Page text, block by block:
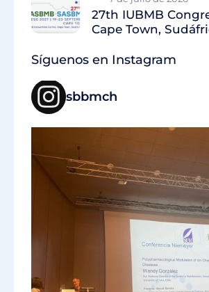
27th IUBMB
Cape Town,
Síguenos en Instagram
sbbmch